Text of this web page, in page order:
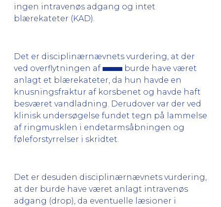
ingen intravenøs adgang og intet
blærekateter (KAD).
Det er disciplinærnævnets vurdering, at der
ved overflytningen af
burde have været
anlagt et blærekateter, da hun havde en
knusningsfraktur af korsbenet og havde haft
besværet vandladning. Derudover var der ved
klinisk undersøgelse fundet tegn på lammelse
af ringmusklen i endetarmsåbningen og
føleforstyrrelser i skridtet.
Det er desuden disciplinærnævnets vurdering,
at der burde have været anlagt intravenøs
adgang (drop), da eventuelle læsioner i